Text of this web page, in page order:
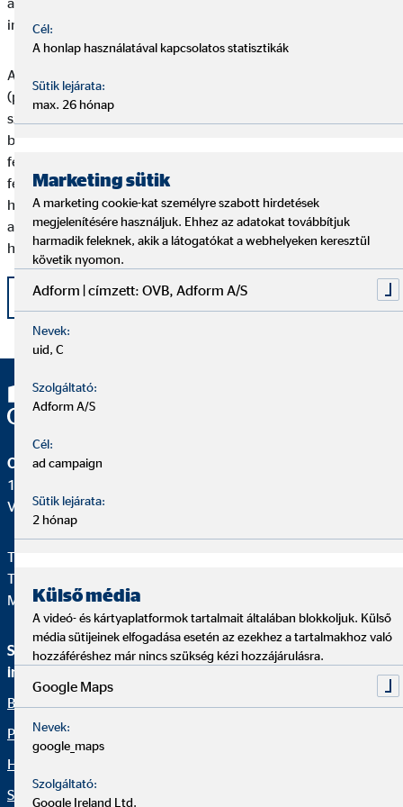
inkább 5-6 napra.
A legtöbb téli utasbiztosítás kifejezetten a népszerű sportokra
(például sí, snowboard, szánkó) lett összeállítva, és olyan extra
szolgáltatásokat tartalmaz, mint a síbérlet visszatérítését
betegség esetén, a (saját és kölcsönzött) sí- és snowboard
felszerelés biztosítását, de akár emelt szintű jogvédelem- és
felelősségbiztosítást is tartalmazhat.
hasznos, mert ha mi okozunk balesetet egy síelő társunknak,
akkor a közúti balesetekhez hasonlóan nekünk kell
helytállnunk az okozott károkért.
Vissza
OVB Vermögensberatung Kft.
1138 Budapest
Váci út 140.
Telefon:
Telefax: +36 1 231 0679
Mail:ovb@office.ovb.hu
Szolgáltatások és
információk
Bemutatkozunk
Pénzügyi megoldások
Hírblog
Sajtóközlemények
Jogi információk
Szerviz
Cél:
A honlap használatával kapcsolatos statisztikák
Sütik lejárata:
max. 26 hónap
Marketing sütik
A marketing cookie-kat személyre szabott hirdetések
megjelenítésére használjuk. Ehhez az adatokat továbbítjuk
harmadik feleknek, akik a látogatókat a webhelyeken keresztül
követik nyomon.
Adform | címzett: OVB, Adform A/S
Nevek:
uid, C
Szolgáltató:
Adform A/S
Cél:
ad campaign
Sütik lejárata:
2 hónap
Külső média
A videó- és kártyaplatformok tartalmait általában blokkoljuk. Külső
média sütijeinek elfogadása esetén az ezekhez a tartalmakhoz való
hozzáféréshez már nincs szükség kézi hozzájárulásra.
Google Maps
Nevek:
google_maps
Szolgáltató:
Google Ireland Ltd.